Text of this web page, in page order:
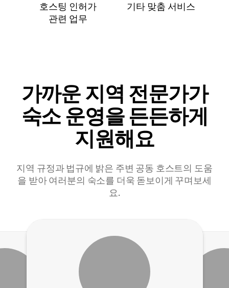
호스팅 인허가
관⁠련 업⁠무
기타 맞춤 서비스
가까운 지역 전문가가
숙소 운영을 든든하게
지원해요
지역 규정과 법규에 밝은 주변 공동 호스트의 도움
을 받아 여러분의 숙소를 더욱 돋보이게 꾸며보세
요.